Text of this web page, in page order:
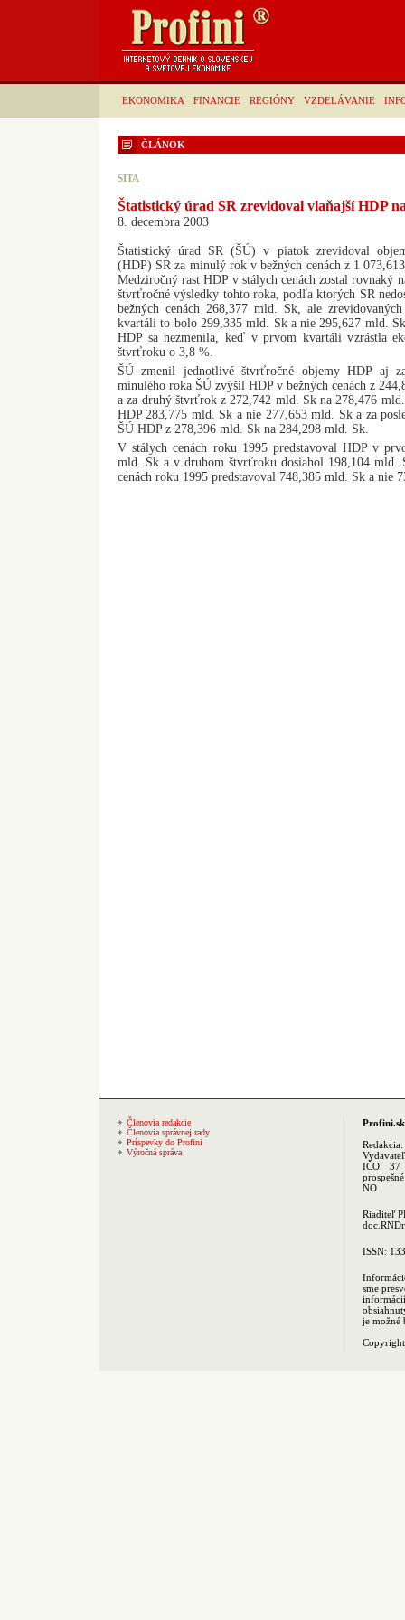
EKONOMIKA FINANCIE REGIÓNY VZDELÁVANIE
ČLÁNOK
SITA
Štatistický úrad SR zrevidoval vlaňajší HDP
8. decembra 2003
Štatistický úrad SR (ŠÚ) v piatok zrevidoval
(HDP) SR za minulý rok v bežných cenách z 1
Medziročný rast HDP v stálych cenách zostal rovnaký
štvrťročné výsledky tohto roka, podľa ktorých SR
bežných cenách 268,377 mld. Sk, ale
kvartáli to bolo 299,335 mld. Sk a nie 295,627 mld.
HDP sa nezmenila, keď v prvom kvartáli vzrástla
štvrťroku o 3,8 %.
ŠÚ zmenil jednotlivé štvrťročné objemy HDP aj
minulého roka ŠÚ zvýšil HDP v bežných cenách z
a za druhý štvrťrok z 272,742 mld. Sk na 278,476
HDP 283,775 mld. Sk a nie 277,653 mld. Sk a za
ŠÚ HDP z 278,396 mld. Sk na 284,298 mld. Sk.
V stálych cenách roku 1995 predstavoval HDP v
mld. Sk a v druhom štvrťroku dosiahol 198,104 mld.
cenách roku 1995 predstavoval 748,385 mld. Sk a nie
Členovia redakcie
Členovia správnej rady
Príspevky do Profini
Výročná správa
Profini.sk
Redakcia:
IČO: 37
NO
Riaditeľ
ISSN:
sme
je možné